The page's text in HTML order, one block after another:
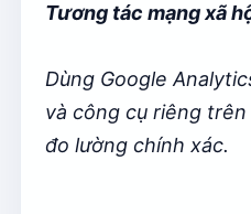
Tương tác mạng xã
Dùng Google
và công cụ riêng
đo lường chính xác.